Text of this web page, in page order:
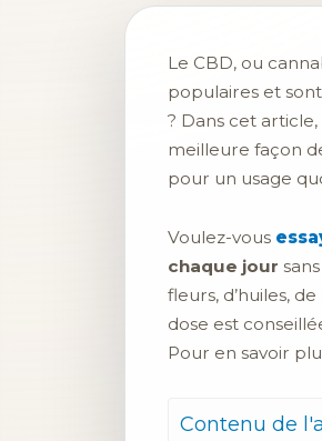
Le CBD, ou
populaires et
? Dans cet
meilleure façon
pour un usage
Voulez-vous
chaque jour
fleurs, d’huiles,
dose est
Pour en savoir
Contenu de